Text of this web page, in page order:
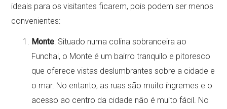
ideais para os visitantes ficarem, pois podem ser menos
convenientes:
Monte: Situado numa colina sobranceira ao
Funchal, o Monte é um bairro tranquilo e pitoresco
que oferece vistas deslumbrantes sobre a cidade e
o mar. No entanto, as ruas são muito íngremes e o
acesso ao centro da cidade não é muito fácil. No